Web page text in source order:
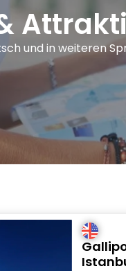
und in weiteren